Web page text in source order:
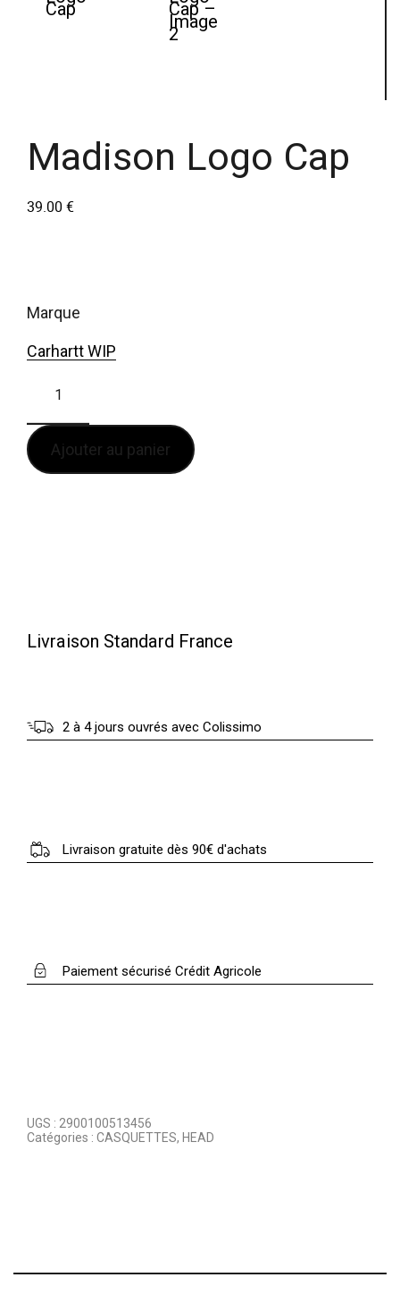
Madison Logo Cap
39.00 €
marque
Carhartt WIP
Ajouter au panier
Livraison Standard France
2 à 4 jours ouvrés avec Colissimo
Livraison gratuite dès 90€ d'achats
Paiement sécurisé Crédit Agricole
UGS : 2900100513456
Catégories : CASQUETTES, HEAD